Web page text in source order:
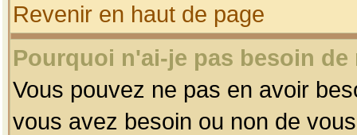
Revenir en haut de page
Pourquoi n'ai-je pas besoin
Vous pouvez ne pas en avoir
vous avez besoin ou non de